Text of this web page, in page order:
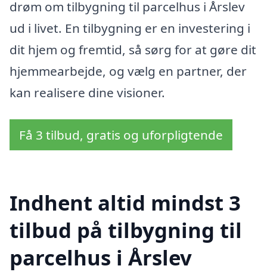
drøm om tilbygning til parcelhus i Årslev
ud i livet. En tilbygning er en investering i
dit hjem og fremtid, så sørg for at gøre dit
hjemmearbejde, og vælg en partner, der
kan realisere dine visioner.
Få 3 tilbud, gratis og uforpligtende
Indhent altid mindst 3
tilbud på tilbygning til
parcelhus i Årslev